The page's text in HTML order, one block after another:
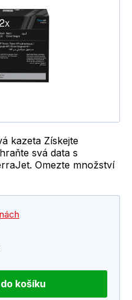
kazeta Získejte
svá data s
Omezte množství
košíku